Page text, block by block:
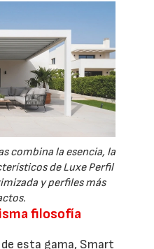
combina la esencia, la
de Luxe Perfil
y perfiles más
filosofía
esta gama, Smart